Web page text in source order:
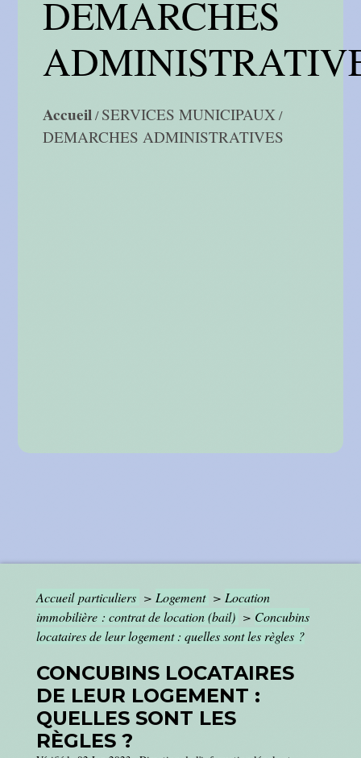
DEMARCHES
Accueil/SERVICES MUNICIPAUX /
DEMARCHES ADMINISTRATIVES
Accueil particuliers > Logement > Location
immobilière : contrat de location (bail) > Concubins
locataires de leur logement : quelles sont les règles ?
CONCUBINS LOCATAIRES
DE LEUR LOGEMENT :
QUELLES SONT LES
RÈGLES ?